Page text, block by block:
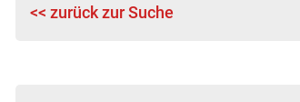
<< zurück zur Suche